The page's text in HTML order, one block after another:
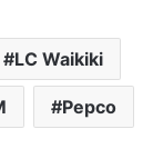
LC Waikiki
Pepco